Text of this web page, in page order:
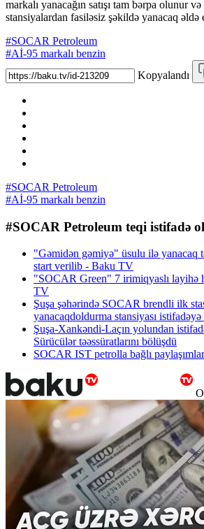
markalı yanacağın satışı tam bərpa olunur
stansiyalardan fasiləsiz şəkildə yanacaq əldə
#SOCAR Petroleum
#Aİ-95 markalı benzin
Kopyalandı
#SOCAR Petroleum
#Aİ-95 markalı benzin
#SOCAR Petroleum teqi istifadə
"Gəmidən gəmiyə" üsulu ilə yanacaq
start verilib - Baku TV
"SOCAR Green" 7 irimiqyaslı layihə
TV
Şuşa şəhərində SOCAR brendli ilk
yanacaqdoldurma stansiyası
Şuşa-Xankəndi-Laçın yolundan
Sürücülər təəssüratlarını bölüşdü
SOCAR IST petrolla bağlı